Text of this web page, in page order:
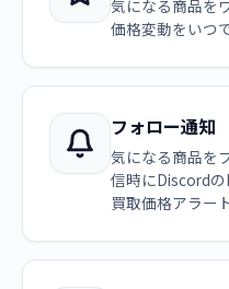
気になる商品を
価格変動をいつ
フォロー通知
気になる商品を
信時にDiscord
買取価格アラー